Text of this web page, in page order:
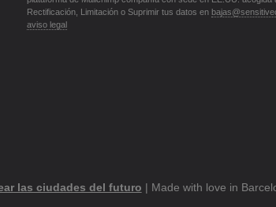
Rectificación, Limitación o Suprimir tus datos en
aviso legal
las ciudades del futuro | Made with love in